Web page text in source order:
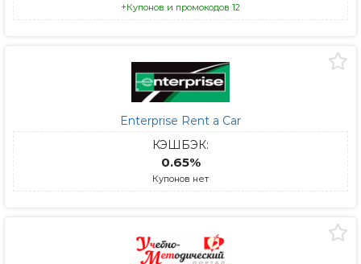
+Купонов и промокодов 12
Enterprise Rent a Car
КЭШБЭК:
0.65%
Купонов нет